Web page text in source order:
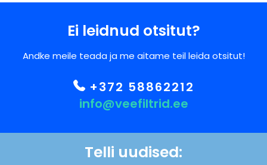
Ei leidnud otsitut?
Andke meile teada ja me aitame teil leida otsitut!
+372 58862212
info@veefiltrid.ee
Telli uudised: